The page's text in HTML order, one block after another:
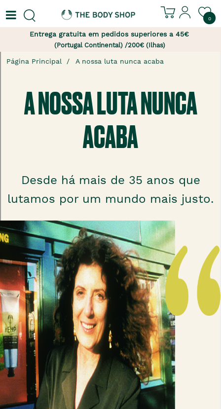
0
Entrega gratuita em pedidos superiores a 45€
(Portugal Continental) /200€ (Ilhas)
Página Principal A nossa luta nunca acaba
A NOSSA LUTA NUNCA
ACABA
Desde há mais de 35 anos que
lutamos por um mundo mais justo.